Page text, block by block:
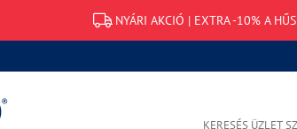
NYÁRI AKCIÓ | EXTRA -10% A